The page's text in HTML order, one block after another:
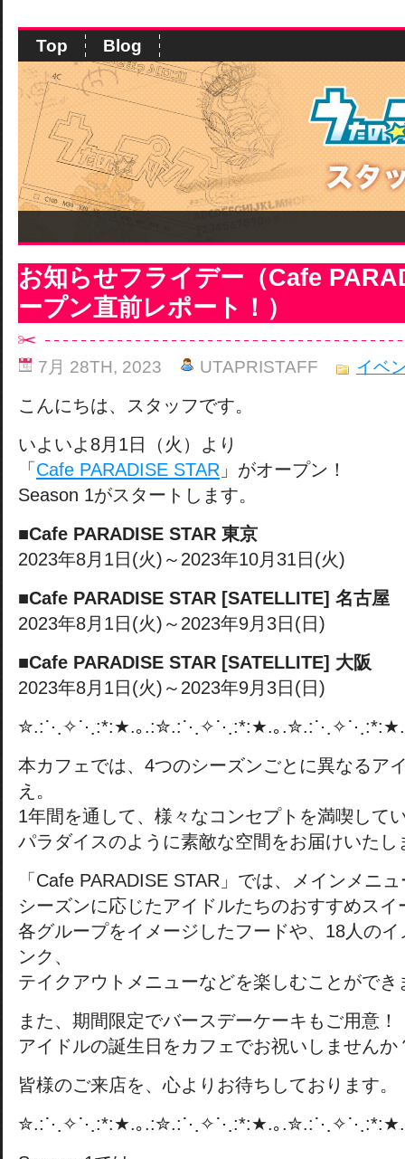
Top Blog
お知らせフライデー（Cafe
ープン直前レポート！）
7月 28TH, 2023 UTAPRISTAFF イベ
こんにちは、スタッフです。
いよいよ8月1日（火）より
「 Cafe PARADISE STAR 」がオープン！
Season 1がスタートします。
■Cafe PARADISE STAR 東京
2023年8月1日(火)～2023年10月31日(火)
■Cafe PARADISE STAR [SATELLITE] 名古屋
2023年8月1日(火)～2023年9月3日(日)
■Cafe PARADISE STAR [SATELLITE] 大阪
2023年8月1日(火)～2023年9月3日(日)
✮.:⋱✧⋱:*:★.｡.:✮.:⋱✧⋱:*:★.｡
本カフェでは、4つのシーズンごとに異なるア
え。
1年間を通して、様々なコンセプトを満喫して
パラダイスのように素敵な空間をお届けいたし
「Cafe PARADISE STAR」では、メインメニ
シーズンに応じたアイドルたちのおすすめスイ
各グループをイメージしたフードや、18人の
ンク、
テイクアウトメニューなどを楽しむことができ
また、期間限定でバースデーケーキもご用意！
アイドルの誕生日をカフェでお祝いしませんか
皆様のご来店を、心よりお待ちしております。
✮.:⋱✧⋱:*:★.｡.:✮.:⋱✧⋱:*:★.｡